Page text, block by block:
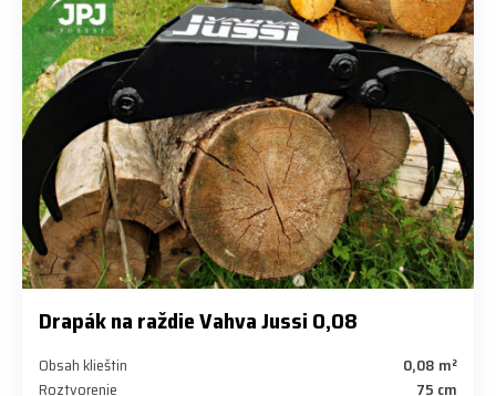
Drapák na raždie Vahva Jussi 0,08
Obsah klieštin
0,08 m²
Roztvorenie
75 cm